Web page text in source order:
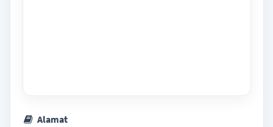
Alamat